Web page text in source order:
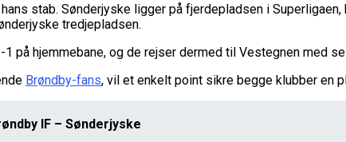
stab. Sønderjyske ligger på fjerdepladsen i
tredjepladsen.
på hjemmebane, og de rejser dermed til Vestegnen med
Brøndby-fans, vil et enkelt point sikre begge klubber en
IF – Sønderjyske